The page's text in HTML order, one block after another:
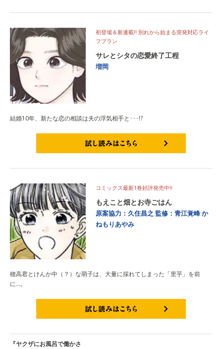
初登場＆新連載!! 別れから始まる突発対応ライ
フプラン
サレとシタの恋愛終了工程
増岡
結婚10年、新たな恋の相談は夫の浮気相手と･･･!?
コミックス最新1巻好評発売中!!
もえこと畑とお寺ごはん
原案協力：久住昌之 監修：青江覚峰か
ねもりあやみ
穂高君とけんか中（？）な萌子は、大量に採れてしまった「里芋」を前
に…。
『ヤクザにお風呂で働かさ